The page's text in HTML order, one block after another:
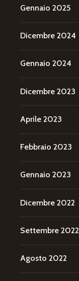
Gennaio 2025
Dicembre 2024
Gennaio 2024
Dicembre 2023
Aprile 2023
Febbraio 2023
Gennaio 2023
Dicembre 2022
Settembre 2022
Agosto 2022